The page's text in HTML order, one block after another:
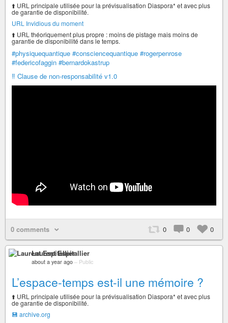
⬆️ URL principale utilisée pour la prévisualisation Diaspora* et avec plus
de garantie de disponibilité.
URL Invidious du moment
⬆️ URL théoriquement plus propre : moins de pistage mais moins de
garantie de disponibilité dans le temps.
#physiquequantique #consciencequantique #rogerpenrose
#federicofaggin #bernardokastrup
‼️ Clause de non-responsabilité v1.0
0 comments 0 0 0
Laurent Espitallier
about a year ago – Public
L’espace-temps est-il une mémoire ?
⬆️ URL principale utilisée pour la prévisualisation Diaspora* et avec plus
de garantie de disponibilité.
💾 archive.org